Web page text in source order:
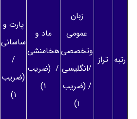
رتبه تراز
زبان
عمومی
وتخصصی
/انگلیسی
/ (ضریب
۱)
ماد و
هخامنشی
/ (ضریب
۱)
پارت و
ساسانی
/
(ضریب
۱)